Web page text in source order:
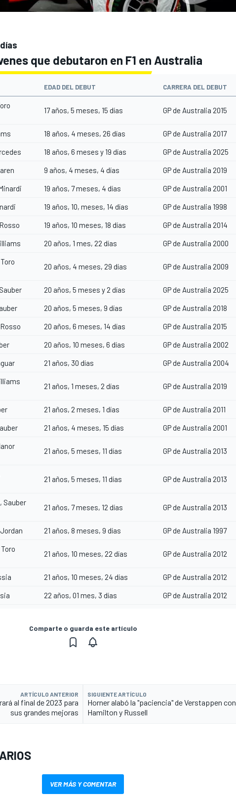
que debutaron en F1 en Australia
EDAD DEL DEBUT CARRERA DEL DEBUT
17 años, 5 meses, 15 días GP de Australia 2015
18 años, 4 meses, 26 días GP de Australia 2017
18 años, 6 meses y 19 días GP de Australia 2025
9 años, 4 meses, 4 días GP de Australia 2019
19 años, 7 meses, 4 días GP de Australia 2001
19 años, 10, meses, 14 días GP de Australia 1998
19 años, 10 meses, 18 días GP de Australia 2014
20 años, 1 mes, 22 días GP de Australia 2000
20 años, 4 meses, 29 días GP de Australia 2009
20 años, 5 meses y 2 días GP de Australia 2025
20 años, 5 meses, 9 días GP de Australia 2018
20 años, 6 meses, 14 días GP de Australia 2015
20 años, 10 meses, 6 días GP de Australia 2002
21 años, 30 días GP de Australia 2004
21 años, 1 meses, 2 días GP de Australia 2019
21 años, 2 meses, 1 días GP de Australia 2011
21 años, 4 meses, 15 días GP de Australia 2001
21 años, 5 meses, 11 días GP de Australia 2013
21 años, 5 meses, 11 días GP de Australia 2013
Sauber
21 años, 7 meses, 12 días GP de Australia 2013
21 años, 8 meses, 9 días GP de Australia 1997
21 años, 10 meses, 22 días GP de Australia 2012
21 años, 10 meses, 24 días GP de Australia 2012
22 años, 01 mes, 3 días GP de Australia 2012
Comparte o guarda este artículo
ARTÍCULO ANTERIOR
al final de 2023 para
sus grandes mejoras
SIGUIENTE ARTÍCULO
Horner alabó la "paciencia" de Verstappen con
Hamilton y Russell
VER MÁS Y COMENTAR